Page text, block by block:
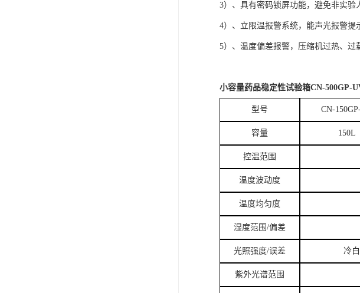
3）、具有密码锁屏功能，避免非实验
4）、立限温报警系统，能声光报警提
5）、温度偏差报警，压缩机过热、过
小容量药品稳定性试验箱CN-500GP-
型号 CN-
容量 150L
控温范围
温度波动度
温度均匀度
湿度范围/偏差
光照强度/误差 冷
紫外光谱范围